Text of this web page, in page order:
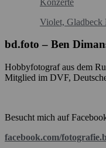
Violet, Gladbeck
bd.foto – Ben
Hobbyfotograf aus dem
Mitglied im DVF,
Besucht mich auf
facebook.com/